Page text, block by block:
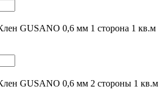
GUSANO 0,6 мм 1 сторона 1 кв.м
GUSANO 0,6 мм 2 стороны 1 кв.м